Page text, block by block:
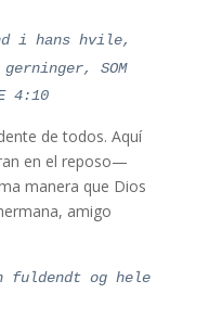
i hans hvile,
SOM
4:10
de todos. Aquí
en el reposo—
manera que Dios
amigo
fuldendt og hele